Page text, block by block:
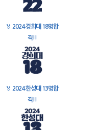
🏅 2024 경희대 18명합
격!!
🏅 2024 한성대 13명합
격!!